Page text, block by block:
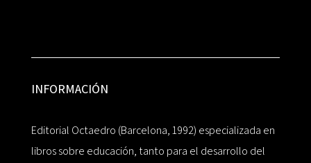
INFORMACIÓN
Editorial Octaedro (Barcelona, 1992) especializada en
libros sobre educación, tanto para el desarrollo del